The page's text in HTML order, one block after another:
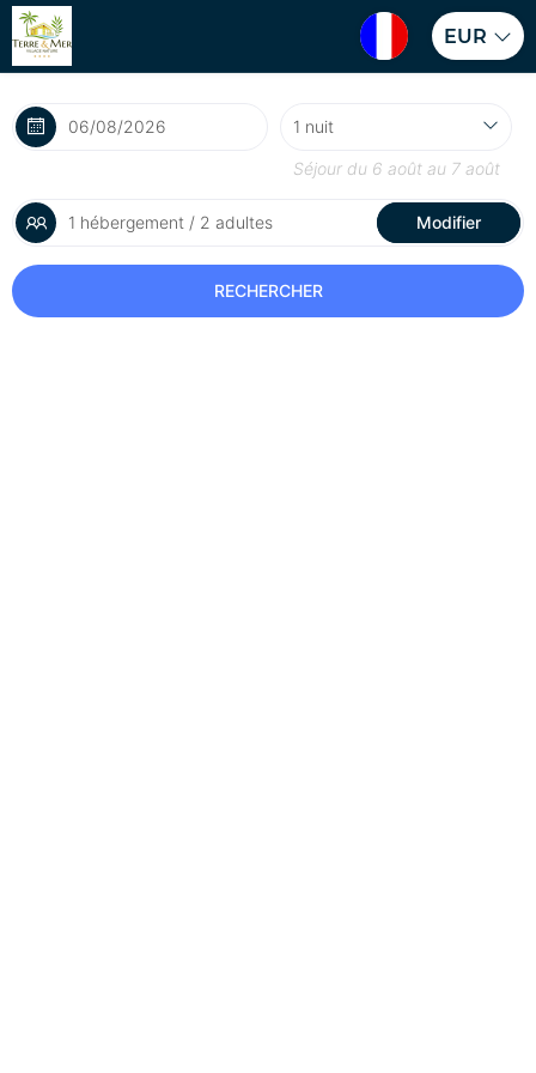
EUR
Séjour du 6 août au 7 août
1 hébergement / 2 adultes Modifier